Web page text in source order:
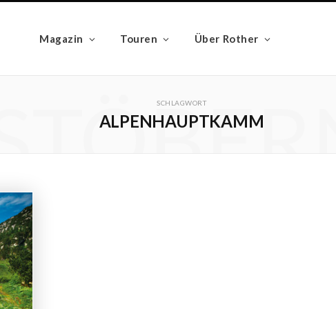
Magazin Touren Über Rother
SCHLAGWORT
ALPENHAUPTKAMM
STÖBERN